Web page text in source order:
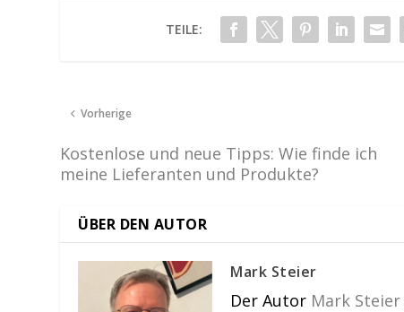
TEILE:
Vorherige
Kostenlose und neue Tipps: Wie finde ich
meine Lieferanten und Produkte?
ÜBER DEN AUTOR
Mark Steier
Der Autor Mark Steier